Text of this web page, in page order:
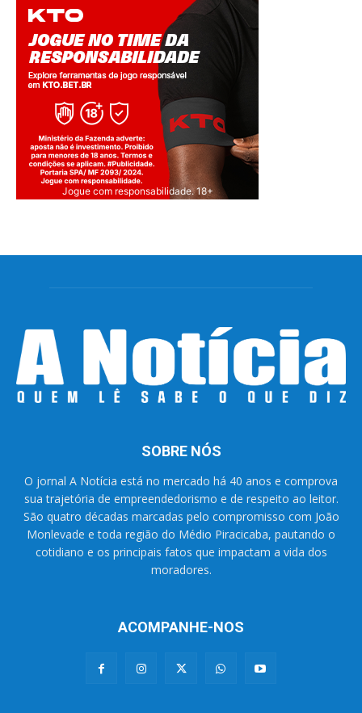
Jogue com responsabilidade. 18+
SOBRE NÓS
O jornal A Notícia está no mercado há 40 anos e comprova
sua trajetória de empreendedorismo e de respeito ao leitor.
São quatro décadas marcadas pelo compromisso com João
Monlevade e toda região do Médio Piracicaba, pautando o
cotidiano e os principais fatos que impactam a vida dos
moradores.
ACOMPANHE-NOS